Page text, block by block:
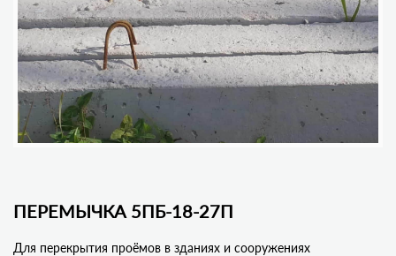
ПЕРЕМЫЧКА 5ПБ-18-27П
Для перекрытия проёмов в зданиях и сооружениях